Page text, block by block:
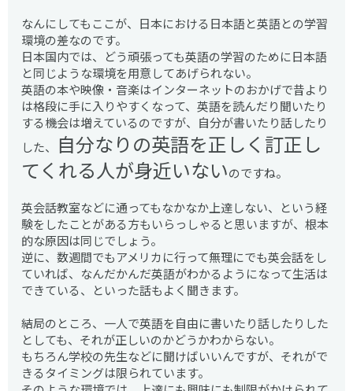
なんにしてもここが、日本における日本語と英語との学習
環境の差なのです。
日本国内では、どう頑張っても英語の学習のために日本語
と同じような環境を用意してあげられない。
英語の本や映像・音楽はインターネットのおかげで昔より
は格段に手に入りやすくなって、英語を読んだり聞いたり
する機会は増えているのですが、自分が書いたり話したり
した、
自分なりの英語を正しく訂正し
てくれる人が身近いないのですね。
英会話教室などに通ってもなかなか上達しない、という経
験をしたことがある方もいらっしゃると思いますが、根本
的な原因は同じでしょう。
逆に、数週間でもアメリカに行って無理にでも英会話をし
ていれば、なんだかんだ英語がわかるようになって生活は
できている、といった話もよく聞きます。
結局のところ、一人で英語を自由に書いたり話したりした
としても、それが正しいのかどうかわからない。
もちろん学校の先生などに聞けばいいんですが、それがで
きるタイミングは限られています。